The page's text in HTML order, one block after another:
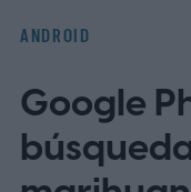
ANDROID
Google